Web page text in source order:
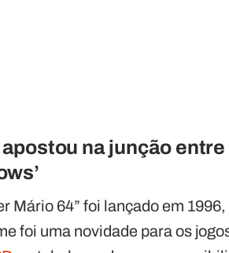
na junção
Mário 64” foi lançado em
foi uma novidade para os